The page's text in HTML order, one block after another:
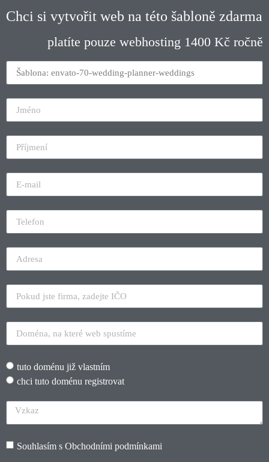
Chci si vytvořit web na této šabloně zdarma
platíte pouze webhosting 1400 Kč ročně
tuto doménu již vlastním
chci tuto doménu registrovat
Souhlasím s Obchodními podmínkami